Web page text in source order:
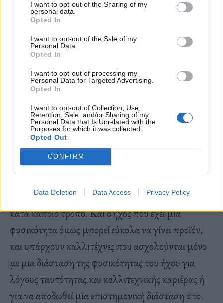
I want to opt-out of the Sharing of my
personal data.
Opted In
I want to opt-out of the Sale of my
Personal Data.
Opted In
I want to opt-out of processing my
Personal Data for Targeted Advertising.
Opted In
I want to opt-out of Collection, Use,
Retention, Sale, and/or Sharing of my
Personal Data that Is Unrelated with the
Purposes for which it was collected.
Opted Out
CONFIRM
Data Deletion Data Access Privacy Policy
περιβάλλον, σε έντομα και ζώα, σε καιρικά
της πόλης, κάπως έτσι λοιπόν – αν είναι
αυτή τη διαδρομή επίσης τα αρχικά πειράματα
ήταν εγκεφαλικά ως επι το πλείστον, σιγά σιγά
όμως γίνανε φυσικά και οργανικά και οι ιδέες
πέρασαν σε ένα δεύτερο πλάνο, διότι ο ήχος είναι
κάτι πολύ οργανικό, σωματικό, φυσικό –
αποτελούμαστε από δονήσεις έτσι κι αλλιώς –
εγκεφαλικά πρότζεκτ αδιάφορα και εξυπνακίστικα
κατά κάποιο τρόπο. Και ο ήχος που έχει μια
φυσικότητα όμως μπορεί εύκολα να γίνει προϊόν,
και υπάρχουν καλλιτέχνες που ασχολούνται μόνο
με μια διάσταση της φυσικότητας του ήχου για
λόγους ταυτότητας και καλλιτεχνικής καριέρας ή
για να αποδωθεί μία επιστημονική διάσταση στο